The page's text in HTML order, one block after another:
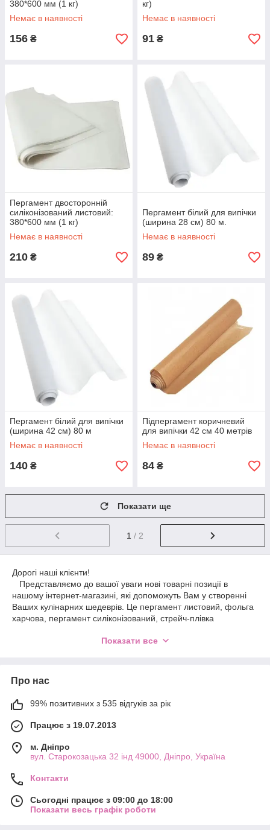
380*600 мм (1 кг)
Немає в наявності
156 ₴
кг)
Немає в наявності
91 ₴
Пергамент двосторонній
силіконізований листовий:
380*600 мм (1 кг)
Немає в наявності
210 ₴
Пергамент білий для випічки
(ширина 28 см) 80 м.
Немає в наявності
89 ₴
Пергамент білий для випічки
(ширина 42 см) 80 м
Немає в наявності
140 ₴
Підпергамент коричневий
для випічки 42 см 40 метрів
Немає в наявності
84 ₴
Показати ще
1 / 2
Дорогі наші клієнти!
Представляємо до вашої уваги нові товарні позиції в
нашому інтернет-магазині, які допоможуть Вам у створенні
Ваших кулінарних шедеврів. Це пергамент листовий, фольга
харчова, пергамент силіконізований, стрейч-плівка
Кожна господиня знає, як незамінні зараз бувають ці товари
товарів.
Пергамент листовий — незамінний помічник у приготуванні
тортиків і десертів у різних ємностях і посуді. Він допомагає
господині економніше використовувати його, позаяк можна
вибирати аркуші пергаменту за потрібним розміром. Після
його використання відпадає потреба в трудомісткому
очищенні посуду після використання для запікання страви.
Листовий пергамент допомагає збільшувати термін
продуктів.
пергаменту. Його додаткова перевага — це можливість
використовувати один і той самий аркуш силіконізованого
Показати все
Про нас
99% позитивних з 535 відгуків за рік
Працює з 19.07.2013
м. Дніпро
вул. Старокозацька 32 інд 49000, Дніпро, Україна
Контакти
Сьогодні працює з 09:00 до 18:00
Показати весь графік роботи